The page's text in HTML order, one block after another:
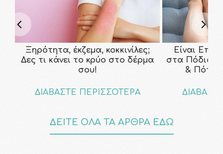
Ξηρότητα, έκζεμα, κοκκινίλες;
Δες τι κάνει το κρύο στο δέρμα
σου!
ΔΙΑΒΑΣΤΕ ΠΕΡΙΣΣΟΤΕΡΑ
Είναι
στα Πόδια;
& Πότε
ΔΕΙΤΕ ΟΛΑ ΤΑ ΑΡΘΡΑ ΕΔΩ